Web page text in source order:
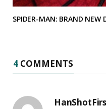
SPIDER-MAN: BRAND NEW
4 COMMENTS